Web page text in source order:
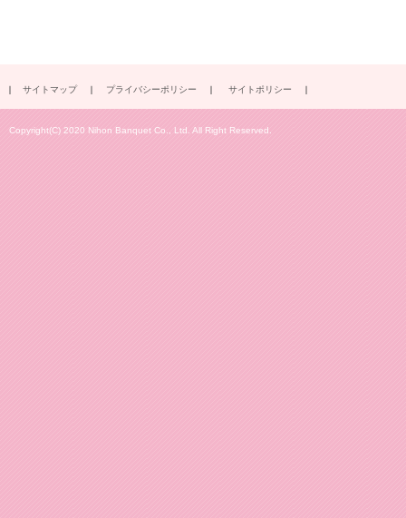
サイトマップ プライバシーポリシー サイトポリシー
Copyright(C) 2020 Nihon Banquet Co., Ltd. All Right Reserved.